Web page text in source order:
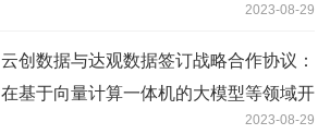
2023-08-29
云创数据与达观数据签订战略合作协议：
在基于向量计算一体机的大模型等领域开
2023-08-29